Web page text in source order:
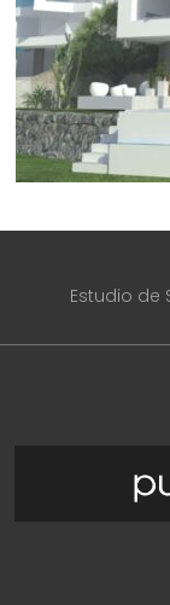
Estudio de